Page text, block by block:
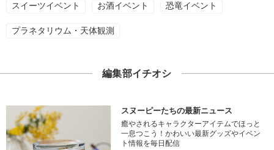
スイーツイベント お酒イベント 恐竜イベント
プラネタリウム・天体観測
編集部イチオシ
スヌーピーたちの最新ニュース
癒やされるキャラクターアイテムでほっと
一息つこう！かわいい最新グッズやイベン
ト情報を毎日配信